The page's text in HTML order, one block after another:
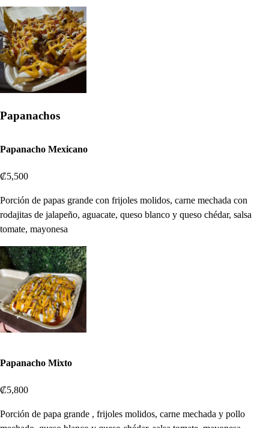
Papanachos
Papanacho Mexicano
₡5,500
Porción de papas grande con frijoles molidos, carne mechada con
rodajitas de jalapeño, aguacate, queso blanco y queso chédar, salsa
tomate, mayonesa
Papanacho Mixto
₡5,800
Porción de papa grande , frijoles molidos, carne mechada y pollo